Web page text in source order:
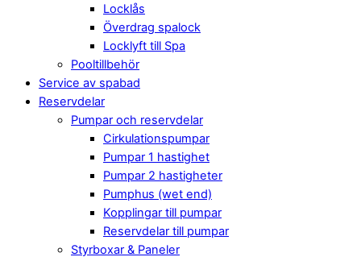
Locklås
Överdrag spalock
Locklyft till Spa
Pooltillbehör
Service av spabad
Reservdelar
Pumpar och reservdelar
Cirkulationspumpar
Pumpar 1 hastighet
Pumpar 2 hastigheter
Pumphus (wet end)
Kopplingar till pumpar
Reservdelar till pumpar
Styrboxar & Paneler